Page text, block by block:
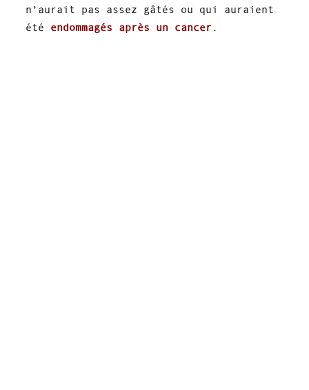
n’aurait pas assez gâtés ou qui auraient
été endommagés après un cancer.